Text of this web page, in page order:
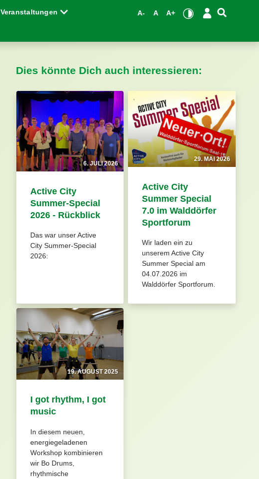
Veranstaltungen A- A A+
Dies könnte Dich auch interessieren:
6. JULI 2026
Active City
Summer-Special
2026 - Rückblick
Das war unser Active
City Summer-Special
2026:
29. MAI 2026
Active City
Summer Special
7.0 im Walddörfer
Sportforum
Wir laden ein zu
unserem Active City
Summer Special am
04.07.2026 im
Walddörfer Sportforum.
19. AUGUST 2025
I got rhythm, I got
music
In diesem neuen,
energiegeladenen
Workshop kombinieren
wir Bo Drums,
rhythmische